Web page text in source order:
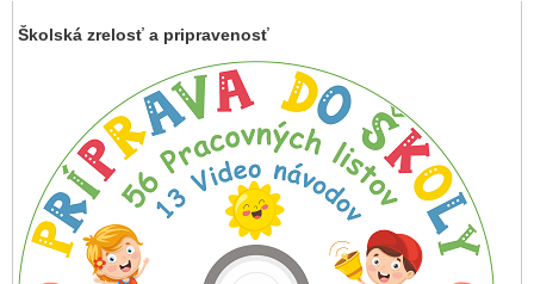
Školská zrelosť a pripravenosť